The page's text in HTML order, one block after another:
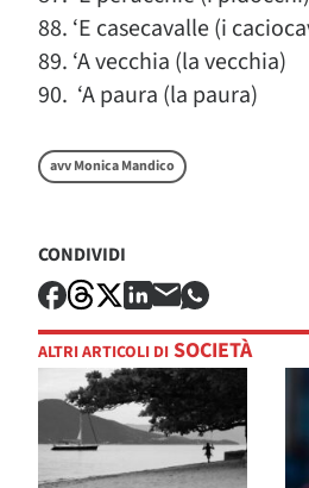
88. ‘E casecavalle (i
89. ‘A vecchia (la vecchia)
90. ‘A paura (la paura)
avv Monica Mandico
CONDIVIDI
ALTRI ARTICOLI DI SOCIETÀ